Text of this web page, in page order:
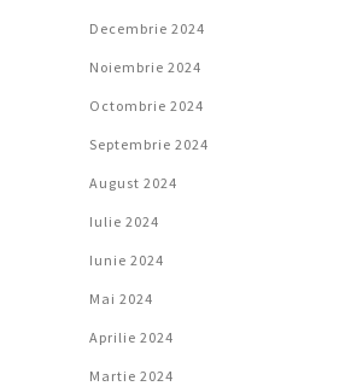
Decembrie 2024
Noiembrie 2024
Octombrie 2024
Septembrie 2024
August 2024
Iulie 2024
Iunie 2024
Mai 2024
Aprilie 2024
Martie 2024